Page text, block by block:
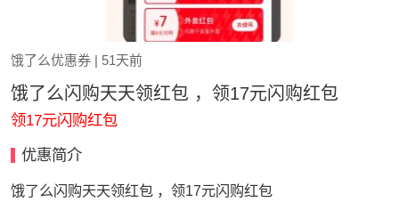
饿了么优惠券 | 51天前
饿了么闪购天天领红包 ，领17元闪购红包
领17元闪购红包
优惠简介
饿了么闪购天天领红包 ，领17元闪购红包